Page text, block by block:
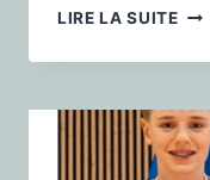
LIRE LA SUITE